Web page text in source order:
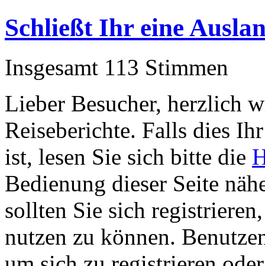
Schließt Ihr eine
Insgesamt 113 Stimmen
Lieber Besucher, herzlich
Reiseberichte. Falls dies
ist, lesen Sie sich bitte die
Bedienung dieser Seite
sollten Sie sich
nutzen zu können.